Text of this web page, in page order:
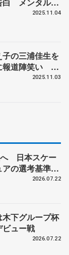
感情」と2025.11.04
の三浦佳生を
報道陣笑い ジ
ーティング
2025.11.03
へ 日本スケー
アの選考基準を
2026.07.22
下グループ杯
ュー戦
2026.07.22